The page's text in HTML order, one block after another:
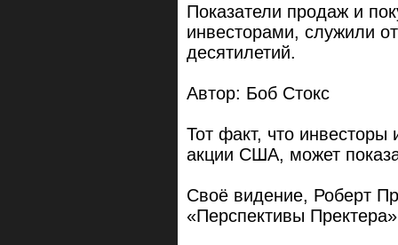
Показатели продаж и
инвесторами, служили
десятилетий.
Автор: Боб Стокс
Тот факт, что инвесторы
акции США, может
Своё видение, Роберт
«Перспективы